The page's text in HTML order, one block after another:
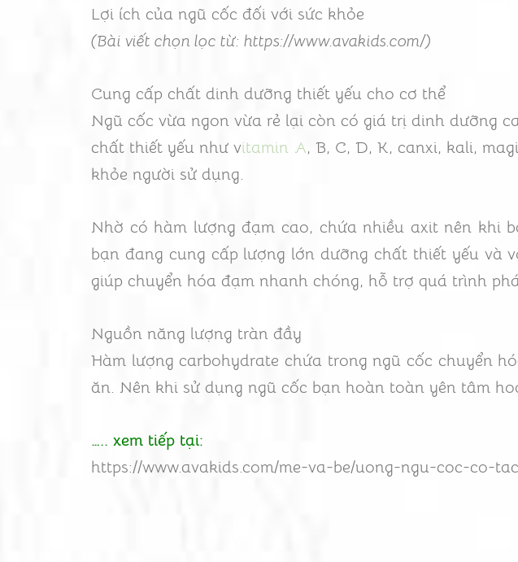
Lợi ích của ngũ cốc đối với sức khỏe
(Bài viết chọn lọc từ: https://www.avakids.com/)
Cung cấp chất dinh dưỡng thiết yếu cho cơ thể
Ngũ cốc vừa ngon vừa rẻ lại còn có giá trị dinh dưỡng
chất thiết yếu như vitamin A, B, C, D, K, canxi, kali,
khỏe người sử dụng.
Nhờ có hàm lượng đạm cao, chứa nhiều axit nên khi
bạn đang cung cấp lượng lớn dưỡng chất thiết yếu và
giúp chuyển hóa đạm nhanh chóng, hỗ trợ quá trình
Nguồn năng lượng tràn đầy
Hàm lượng carbohydrate chứa trong ngũ cốc chuyển
ăn. Nên khi sử dụng ngũ cốc bạn hoàn toàn yên tâm
….. xem tiếp tại:
https://www.avakids.com/me-va-be/uong-ngu-coc-co-